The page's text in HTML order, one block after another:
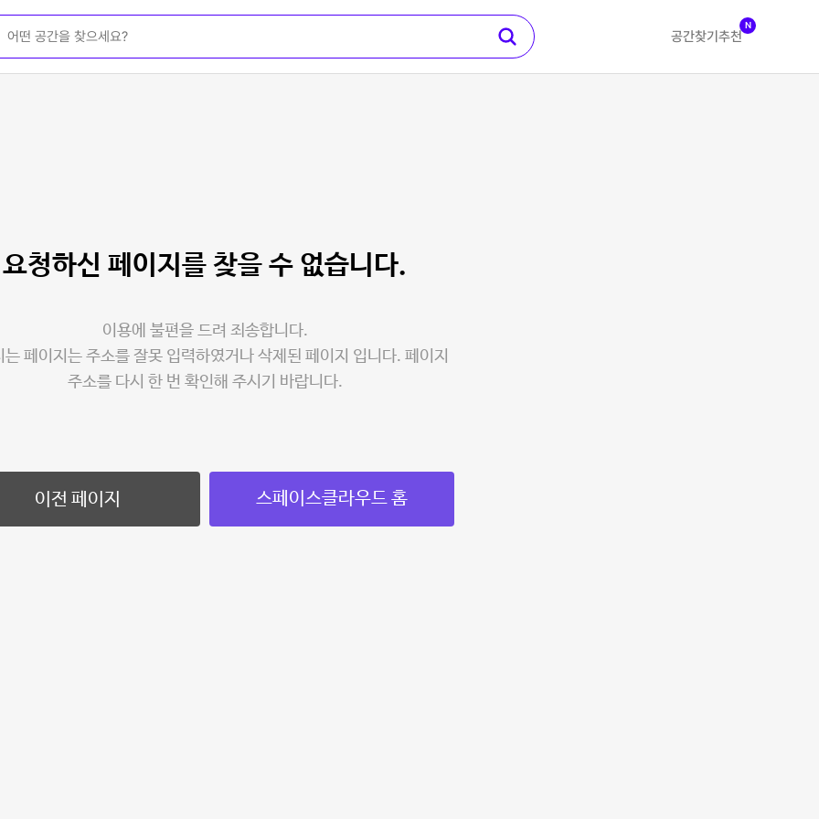
공간찾기 추천
N
요청하신 페이지를 찾을 수 없습니다.
이용에 불편을 드려 죄송합니다.
는 페이지는 주소를 잘못 입력하였거나 삭제된 페이지 입니다. 페이지
주소를 다시 한 번 확인해 주시기 바랍니다.
이전 페이지 스페이스클라우드 홈